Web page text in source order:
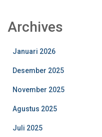
Archives
Januari 2026
Desember 2025
November 2025
Agustus 2025
Juli 2025